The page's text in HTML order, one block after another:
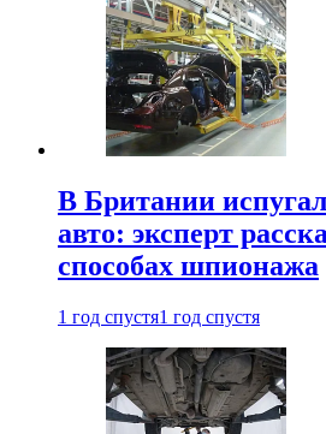
В Британии
авто: эксперт
способах шпионажа
1 год спустя1 год спустя